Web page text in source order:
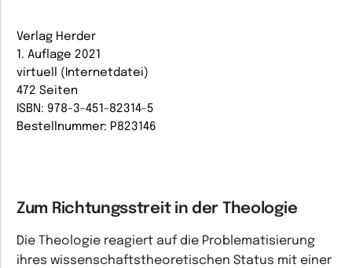
Verlag Herder
1. Auflage 2021
virtuell (Internetdatei)
472 Seiten
ISBN: 978-3-451-82314-5
Bestellnummer: P823146
Zum Richtungsstreit in der Theologie
Die Theologie reagiert auf die Problematisierung
ihres wissenschaftstheoretischen Status mit einer